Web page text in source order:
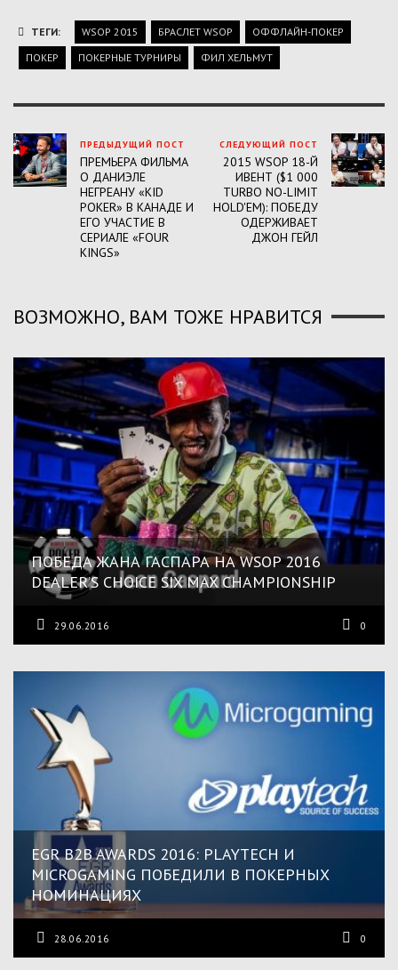
ТЕГИ: WSOP 2015 БРАСЛЕТ WSOP
ОФФЛАЙН-ПОКЕР
ПОКЕР
ПОКЕРНЫЕ ТУРНИРЫ ФИЛ ХЕЛЬМУТ
ПРЕДЫДУЩИЙ ПОСТ
ПРЕМЬЕРА ФИЛЬМА
О ДАНИЭЛЕ
НЕГРЕАНУ «KID
POKER» В КАНАДЕ И
ЕГО УЧАСТИЕ В
СЕРИАЛЕ «FOUR
KINGS»
СЛЕДУЮЩИЙ ПОСТ
2015 WSOP 18-Й
ИВЕНТ ($1 000
TURBO NO-LIMIT
HOLD'EM): ПОБЕДУ
ОДЕРЖИВАЕТ
ДЖОН ГЕЙЛ
ВОЗМОЖНО, ВАМ ТОЖЕ НРАВИТСЯ
ПОБЕДА ЖАНА ГАСПАРА НА WSOP 2016
DEALER’S CHOICE SIX MAX CHAMPIONSHIP
29.06.2016 0
EGR B2B AWARDS 2016: PLAYTECH И
MICROGAMING ПОБЕДИЛИ В ПОКЕРНЫХ
НОМИНАЦИЯХ
28.06.2016 0